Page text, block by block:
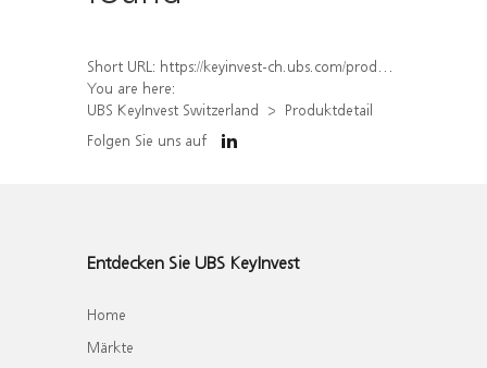
Short URL: https://keyinvest-ch.ubs.com/produkt/detail/index/isin/CH1574363144
You are here:
UBS KeyInvest Switzerland
Produktdetail
Folgen Sie uns auf
Entdecken Sie UBS KeyInvest
Home
Märkte